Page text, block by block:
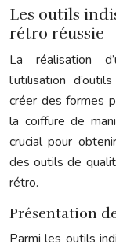
Les outils
rétro réussie
La réalisation
l’utilisation
créer des formes
la coiffure de
crucial pour
des outils de
rétro.
Présentation
Parmi les outils